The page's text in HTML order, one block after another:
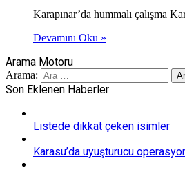
Karapınar’da hummalı çalışma
Devamını Oku »
Arama Motoru
Arama:
Son Eklenen Haberler
Listede dikkat çeken isimler
Karasu’da uyuşturucu